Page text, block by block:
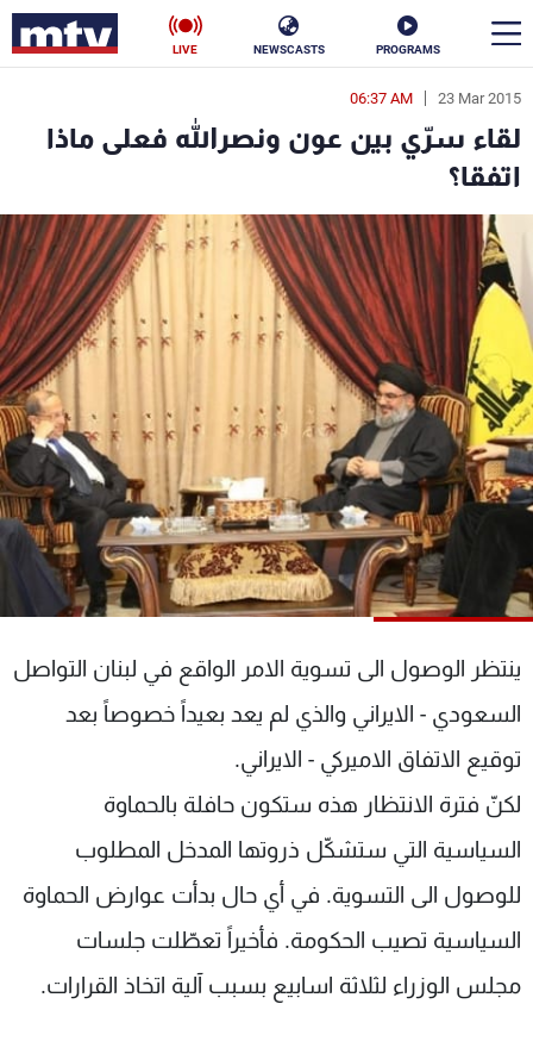
PROGRAMS
NEWSCASTS
LIVE
23 Mar 2015
06:37 AM
لقاء سرّي بين عون ونصرالله فعلى ماذا
اتفقا؟
ينتظر الوصول الى تسوية الامر الواقع في لبنان التواصل
السعودي - الايراني والذي لم يعد بعيداً خصوصاً بعد
توقيع الاتفاق الاميركي - الايراني.
لكنّ فترة الانتظار هذه ستكون حافلة بالحماوة
السياسية التي ستشكّل ذروتها المدخل المطلوب
للوصول الى التسوية. في أي حال بدأت عوارض الحماوة
السياسية تصيب الحكومة. فأخيراً تعطّلت جلسات
مجلس الوزراء لثلاثة اسابيع بسبب آلية اتخاذ القرارات.
en
الأخبار
سياسة ناس
إقتصاد
منوعات رياضة
كأس العالم
البرامج
جدول البرامج
شاهد البرامج
الترددات
عن MTV
لاعلاناتكم
وظائف
شروط الإسـتخدام